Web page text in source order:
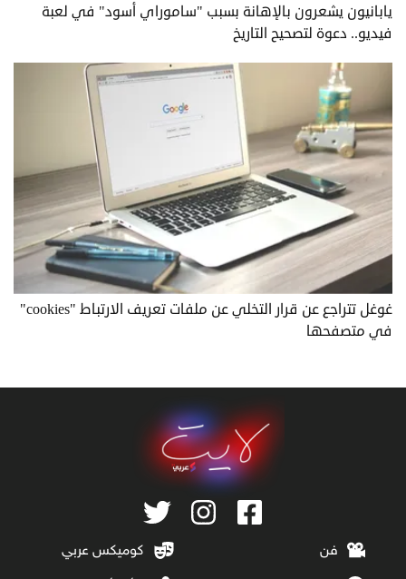
يابانيون يشعرون بالإهانة بسبب "ساموراي أسود" في لعبة
فيديو.. دعوة لتصحيح التاريخ
غوغل تتراجع عن قرار التخلي عن ملفات تعريف الارتباط "cookies"
في متصفحها
فن كوميكس عربي